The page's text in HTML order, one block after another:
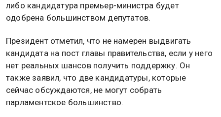
либо кандидатура премьер-министра будет
одобрена большинством депутатов.
Президент отметил, что не намерен выдвигать
кандидата на пост главы правительства, если у него
нет реальных шансов получить поддержку. Он
также заявил, что две кандидатуры, которые
сейчас обсуждаются, не могут собрать
парламентское большинство.